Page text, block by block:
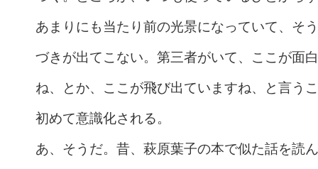
あまりにも当たり前の光景になっていて、そ
づきが出てこない。第三者がいて、ここが面
ね、とか、ここが飛び出ていますね、と言う
初めて意識化される。
あ、そうだ。昔、萩原葉子の本で似た話を読